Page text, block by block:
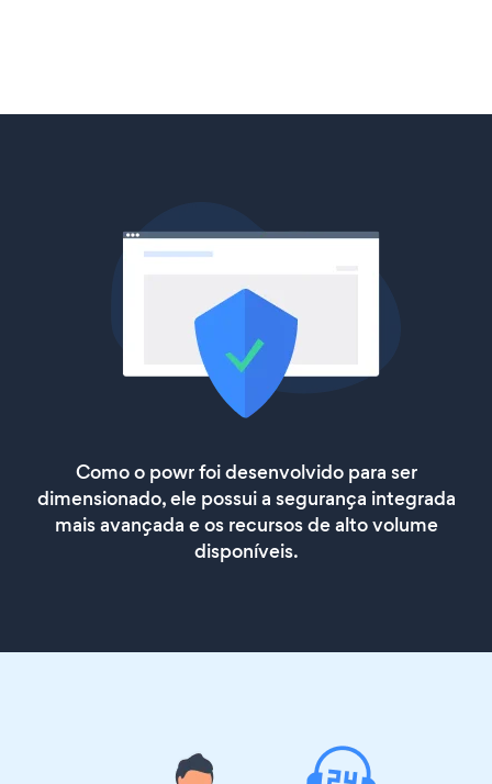
Como o powr foi desenvolvido para ser
dimensionado, ele possui a segurança integrada
mais avançada e os recursos de alto volume
disponíveis.